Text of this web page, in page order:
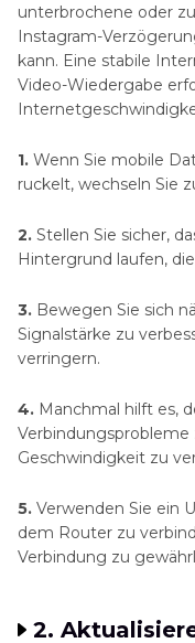
unterbrochene oder
Instagram-
kann. Eine stabile
Video-Wiedergabe
1. Wenn Sie mobile
ruckelt, wechseln Sie
2. Stellen Sie sicher,
Hintergrund laufen,
3. Bewegen Sie sich
Signalstärke zu
verringern.
4. Manchmal hilft es,
Geschwindigkeit zu
5. Verwenden Sie ein
dem Router zu
Verbindung zu
2.